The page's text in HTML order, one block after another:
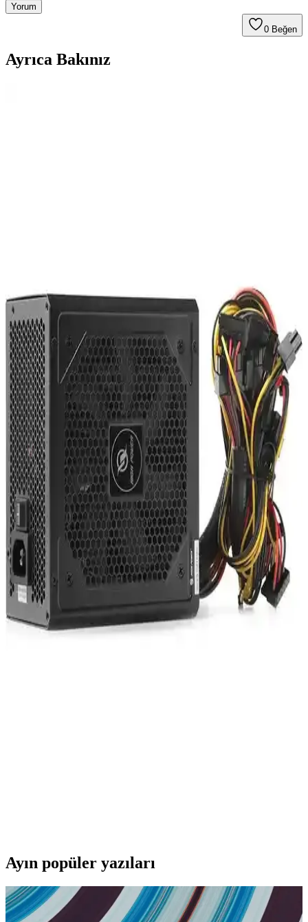
Yorum
0 Beğen
Ayrıca Bakınız
Gigabyte P850W 80+Gold Full Modüler Güç
Kaynağı İncelemesi ve Performans Değerlendirmesi
Gigabyte P850W 80+Gold modüler güç kaynağı, yüksek verimlilik
ve sessiz çalışma özellikleriyle öne çıkar. Sistem stabilitesi ve enerji
tasarrufu sunan bu ürün, modern bilgisayarlar için ideal bir seçimdir.
PowerBoost BST-ATX550WEU 550W 80+ Verimli
Fanlı ATX Güç Kaynağı Özellikleri ve Performansı
PowerBoost BST-ATX550WEU, 550W güç çıkışı, %80 üzeri
verimlilik ve sessiz 12cm fanıyla yüksek performans sunar. Kablo
düzeni ve dayanıklılığıyla bilgisayar sistemlerinize güven sağlar.
Toshiba 19V 3.95A Notebook Adaptörü: Teknik
Özellikler ve Kullanım Analizi
Toshiba 19V 3.95A notebook adaptörü, yüksek performans ve geniş
uyumluluk sağlayan güvenilir bir güç kaynağıdır. Farklı modellerle
uyumlu, stabil enerji ve uzun ömür sunar.
Powerway TX60 Güç Kaynağı Hakkında Detaylı
Bilgi ve Sektördeki Yeri
Powerway TX60 hakkında kesin bilgiler olmamakla birlikte, enerji
verimliliği ve güvenilirlik odaklı güç kaynağı teknolojilerinin genel
trendleri yansıması bekleniyor.
Ayın popüler yazıları